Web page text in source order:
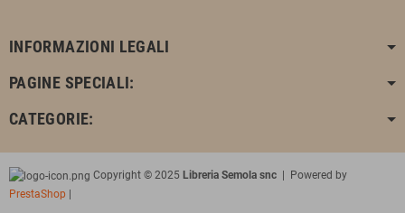
INFORMAZIONI LEGALI
PAGINE SPECIALI:
CATEGORIE:
Copyright © 2025 Libreria Semola snc | Powered by
PrestaShop |